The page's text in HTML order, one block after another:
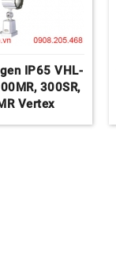
IP65 VHL-
300SR,
Vertex